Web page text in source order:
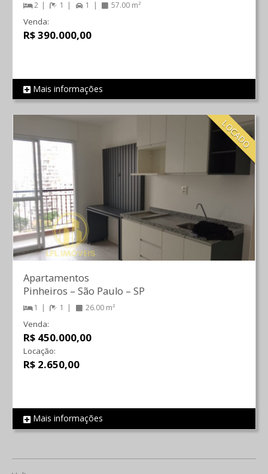
REF 626
2 1 1 57.00 m²
Venda:
R$ 390.000,00
Mais informações
LOCADO
REF 785
Apartamentos
Pinheiros – São Paulo – SP
1 1 26.00 m²
Venda:
R$ 450.000,00
Locação:
R$ 2.650,00
Mais informações